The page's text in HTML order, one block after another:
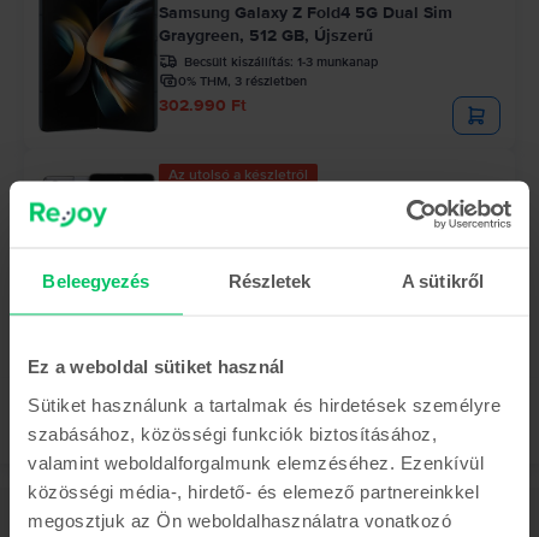
Beleegyezés Részletek A sütikről
Ez a weboldal sütiket használ
Sütiket használunk a tartalmak és hirdetések személyre
szabásához, közösségi funkciók biztosításához,
valamint weboldalforgalmunk elemzéséhez. Ezenkívül
közösségi média-, hirdető- és elemező partnereinkkel
megosztjuk az Ön weboldalhasználatra vonatkozó
Samsung Galaxy Z Fold4 5G Dual Sim
Graygreen, 512 GB, Újszerű
Becsült kiszállítás: 1-3 munkanap
0% THM, 3 részletben
302.990 Ft
Az utolsó a készletről
Samsung Galaxy S21 Ultra 5G Dual Sim
Megtakarítás az újhoz képest: 236.810 Ft
Leírás